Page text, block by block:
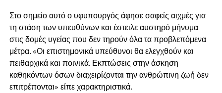
Στο σημείο αυτό ο υφυπουργός άφησε σαφείς αιχμές για
τη στάση των υπευθύνων και έστειλε αυστηρό μήνυμα
στις δομές υγείας που δεν τηρούν όλα τα προβλεπόμενα
μέτρα. «Οι επιστημονικά υπεύθυνοι θα ελεγχθούν και
πειθαρχικά και ποινικά. Εκπτώσεις στην άσκηση
καθηκόντων όσων διαχειρίζονται την ανθρώπινη ζωή δεν
επιτρέπονται» είπε χαρακτηριστικά.